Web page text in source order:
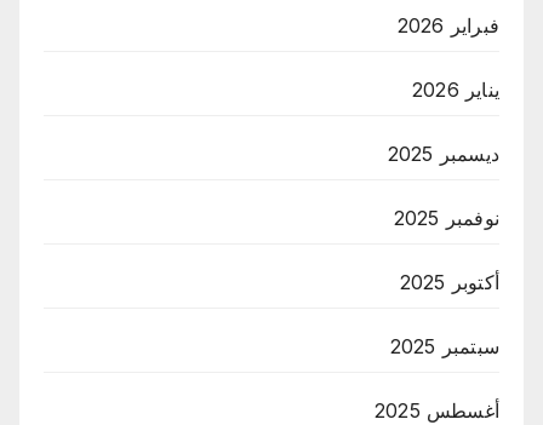
فبراير 2026
يناير 2026
ديسمبر 2025
نوفمبر 2025
أكتوبر 2025
سبتمبر 2025
أغسطس 2025